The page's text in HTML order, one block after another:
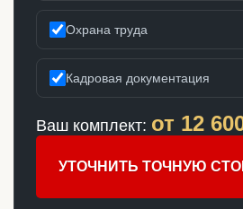
Охрана труда
Кадровая документация
Ваш комплект: от 12
УТОЧНИТЬ ТОЧНУЮ